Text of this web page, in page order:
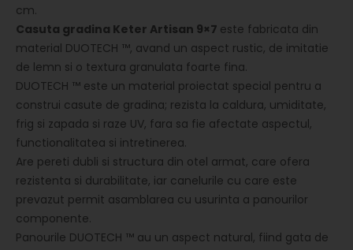
cm.
Casuta gradina Keter Artisan 9×7 este fabricata din
material DUOTECH ™, avand un aspect rustic, de imitatie
de lemn si o textura granulata foarte fina.
DUOTECH ™ este un material proiectat special pentru a
construi casute de gradina; rezista la caldura, umiditate,
frig si zapada si raze UV, fara sa fie afectate aspectul,
functionalitatea si intretinerea.
Are pereti dubli si structura din otel armat, care ofera
rezistenta si durabilitate, iar canelurile cu care este
prevazut permit asamblarea cu usurinta a panourilor
componente.
Panourile DUOTECH ™ au un aspect natural, fiind gata de